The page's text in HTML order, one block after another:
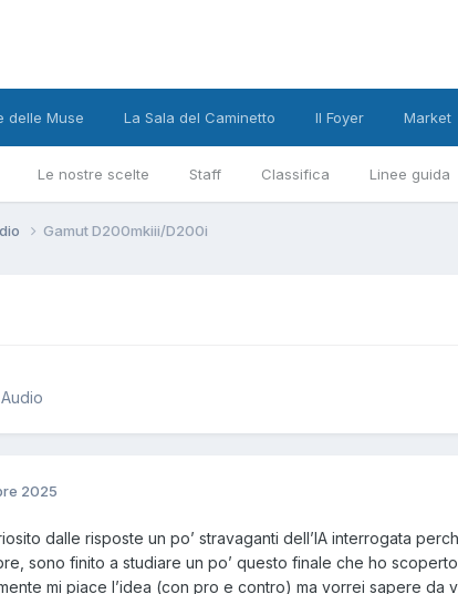
Le nostre scelte Staff Classifica Linee guida
delle Muse La Sala del Caminetto Il Foyer Market
Gamut D200mkiii/D200i
2025
dalle risposte un po’ stravaganti dell’IA interrogata
sono finito a studiare un po’ questo finale che ho
mi piace l’idea (con pro e contro) ma vorrei sapere da